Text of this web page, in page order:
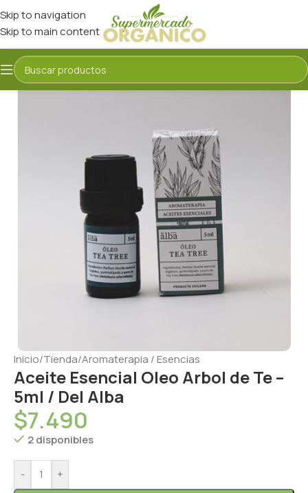
Skip to navigation
Skip to main content
Inicio/Tienda/Aromaterapia / Esencias
Aceite Esencial Oleo Arbol de Te –
5ml / Del Alba
$7.490
2 disponibles
- +